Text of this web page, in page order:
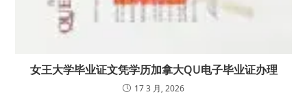
女王大学毕业证文凭学历加拿大QU电子毕业证办理
17 3 月, 2026